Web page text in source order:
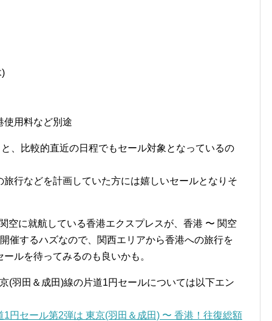
)
用料など別途
、比較的直近の日程でもセール対象となっているの
行などを計画していた方には嬉しいセールとなりそ
空に就航している香港エクスプレスが、香港 〜 関空
催するハズなので、関西エリアから香港への旅行を
ルを待ってみるのも良いかも。
(羽田＆成田)線の片道1円セールについては以下エン
円セール第2弾は 東京(羽田＆成田) 〜 香港！往復総額